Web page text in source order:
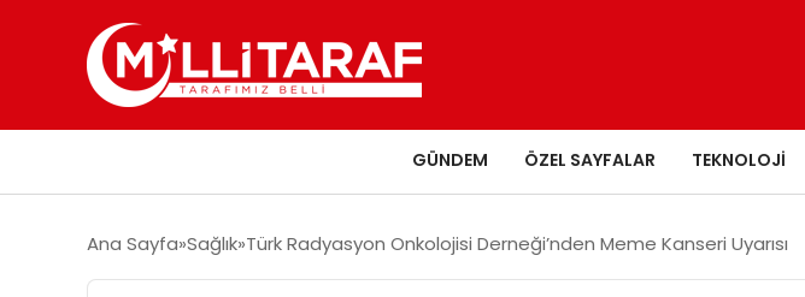
GÜNDEM ÖZEL SAYFALAR TEKNOLOJI
Ana Sayfa Sağlık Türk Radyasyon Onkolojisi Derneği’nden Meme Kanseri Uyarısı